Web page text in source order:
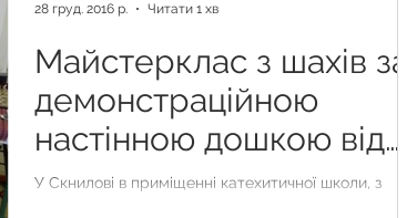
Майстерклас з шахів за
демонстраційною
настінною дошкою від
chessboard.com.ua
У Скнилові в приміщенні катехитичної школи, з
28 груд. 2016 р. Читати 1 хв